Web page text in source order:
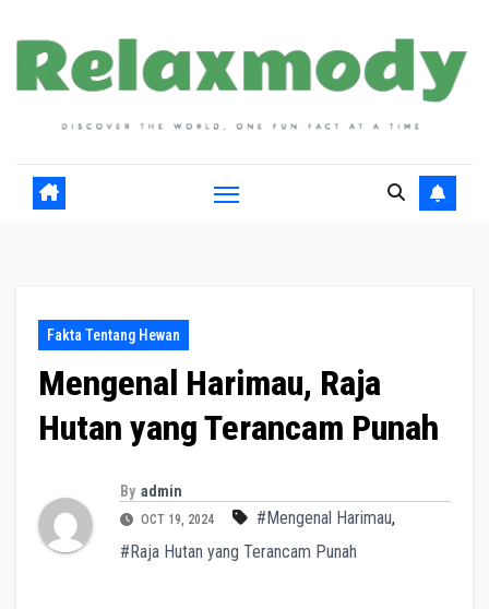
content
Fakta Tentang Hewan
Mengenal Harimau, Raja
Hutan yang Terancam Punah
By admin
OCT 19, 2024 #Mengenal Harimau,
#Raja Hutan yang Terancam Punah